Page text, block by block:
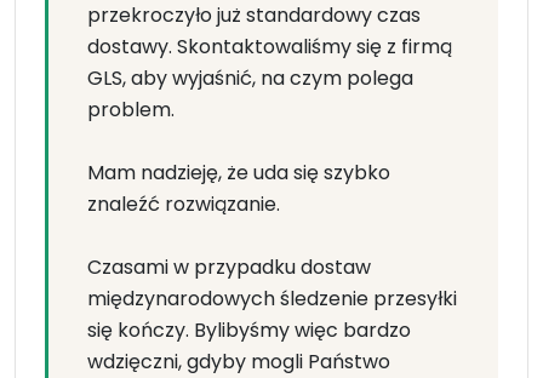
przekroczyło już standardowy czas
dostawy. Skontaktowaliśmy się z firmą
GLS, aby wyjaśnić, na czym polega
problem.
Mam nadzieję, że uda się szybko
znaleźć rozwiązanie.
Czasami w przypadku dostaw
międzynarodowych śledzenie przesyłki
się kończy. Bylibyśmy więc bardzo
wdzięczni, gdyby mogli Państwo